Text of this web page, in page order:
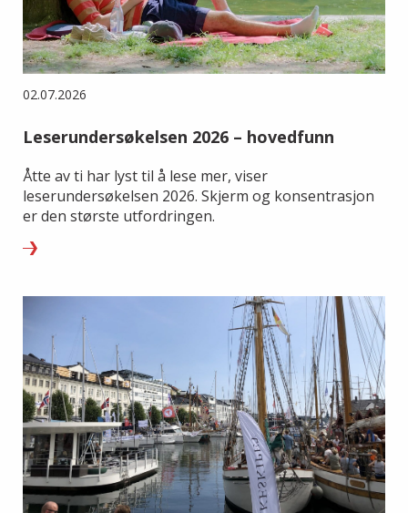
02.07.2026
Leserundersøkelsen 2026 – hovedfunn
Åtte av ti har lyst til å lese mer, viser
leserundersøkelsen 2026. Skjerm og konsentrasjon
er den største utfordringen.